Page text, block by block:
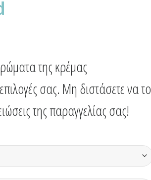
της κρέμας
σας. Μη διστάσετε να το
της παραγγελίας σας!